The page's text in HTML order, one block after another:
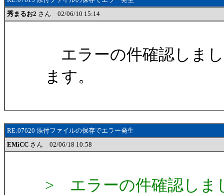
秀まるお2 さん 02/06/10 15:14
エラーの件確認しま
ます。
RE:07620 添付ファイルの保存でエラー発生
EMiCC さん 02/06/18 10:58
> エラーの件確認しま